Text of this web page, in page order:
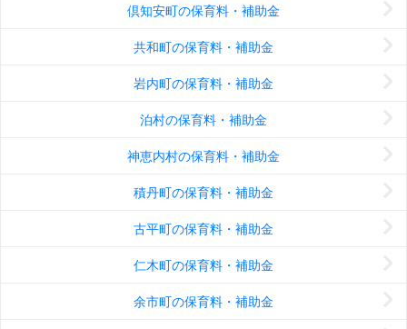
倶知安町の保育料・補助金
共和町の保育料・補助金
岩内町の保育料・補助金
泊村の保育料・補助金
神恵内村の保育料・補助金
積丹町の保育料・補助金
古平町の保育料・補助金
仁木町の保育料・補助金
余市町の保育料・補助金